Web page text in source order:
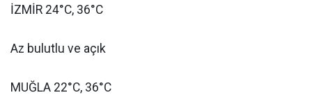
İZMİR 24°C, 36°C
Az bulutlu ve açık
MUĞLA 22°C, 36°C